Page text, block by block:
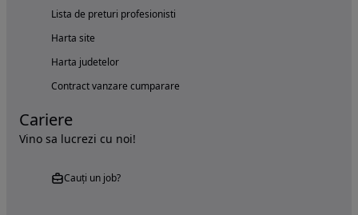
Lista de preturi profesionisti
Harta site
Harta judetelor
Contract vanzare cumparare
Cariere
Vino sa lucrezi cu noi!
Cauți un job?